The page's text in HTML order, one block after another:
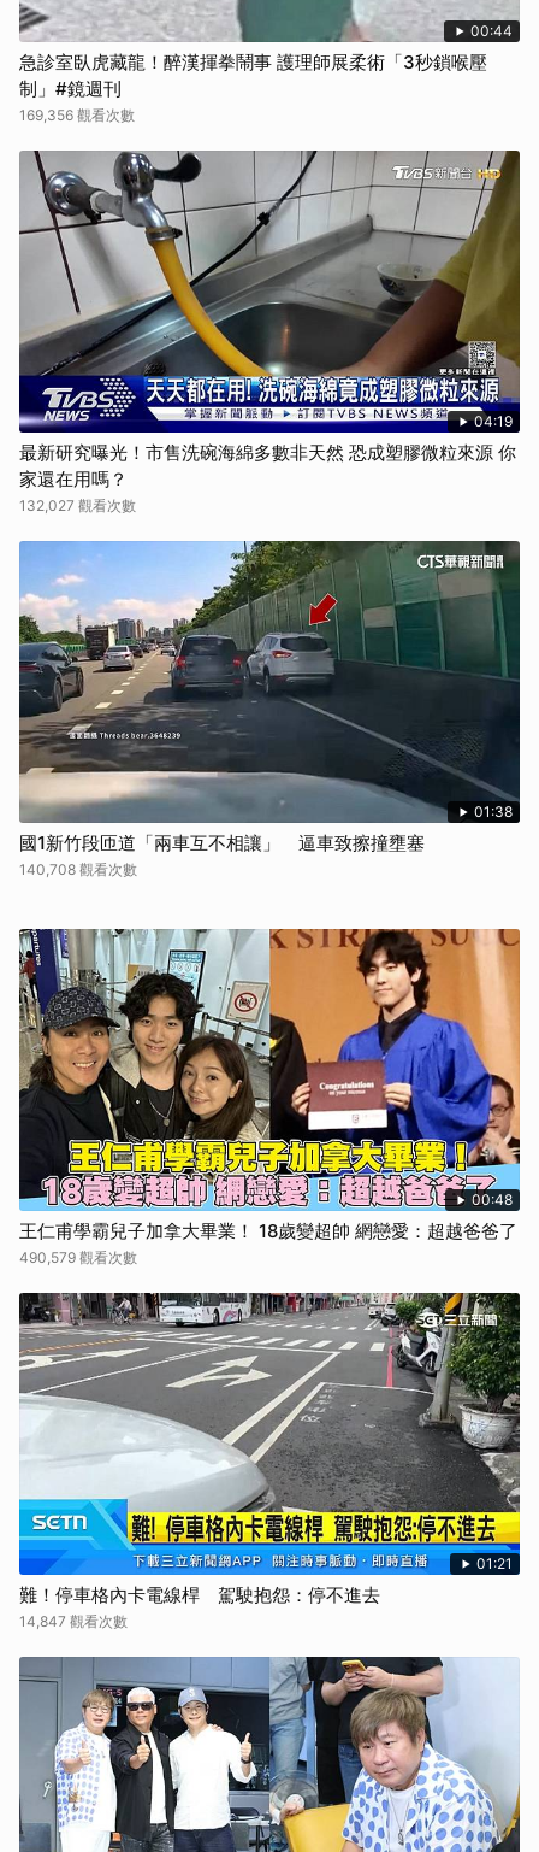
00:44
急診室臥虎藏龍！醉漢揮拳鬧事 護理師展柔術「3秒鎖喉壓
制」#鏡週刊
169,356 觀看次數
04:19
最新研究曝光！市售洗碗海綿多數非天然 恐成塑膠微粒來源 你
家還在用嗎？
132,027 觀看次數
01:38
國1新竹段匝道「兩車互不相讓」 逼車致擦撞壅塞
140,708 觀看次數
00:48
王仁甫學霸兒子加拿大畢業！ 18歲變超帥 網戀愛：超越爸爸了
490,579 觀看次數
01:21
難！停車格內卡電線桿 駕駛抱怨：停不進去
14,847 觀看次數